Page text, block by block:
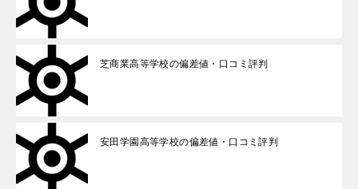
芝商業高等学校の偏差値・口コミ評判
安田学園高等学校の偏差値・口コミ評判